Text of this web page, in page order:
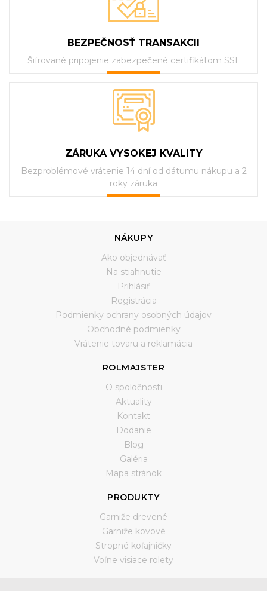
BEZPEČNOSŤ TRANSAKCII
Šifrované pripojenie zabezpečené certifikátom SSL
ZÁRUKA VYSOKEJ KVALITY
Bezproblémové vrátenie 14 dní od dátumu nákupu a 2
roky záruka
NÁKUPY
Ako objednávať
Na stiahnutie
Prihlásiť
Registrácia
Podmienky ochrany osobných údajov
Obchodné podmienky
Vrátenie tovaru a reklamácia
ROLMAJSTER
O spoločnosti
Aktuality
Kontakt
Dodanie
Blog
Galéria
Mapa stránok
PRODUKTY
Garniže drevené
Garniže kovové
Stropné koľajničky
Voľne visiace rolety